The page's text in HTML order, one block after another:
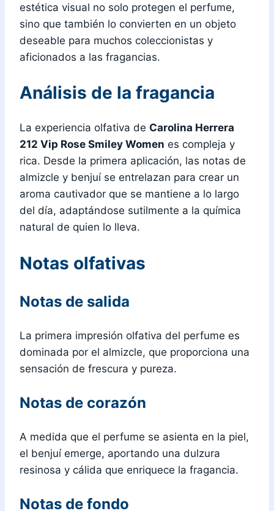
estética visual no solo protegen el perfume,
sino que también lo convierten en un objeto
deseable para muchos coleccionistas y
aficionados a las fragancias.
Análisis de la fragancia
La experiencia olfativa de Carolina Herrera
212 Vip Rose Smiley Women es compleja y
rica. Desde la primera aplicación, las notas de
almizcle y benjuí se entrelazan para crear un
aroma cautivador que se mantiene a lo largo
del día, adaptándose sutilmente a la química
natural de quien lo lleva.
Notas olfativas
Notas de salida
La primera impresión olfativa del perfume es
dominada por el almizcle, que proporciona una
sensación de frescura y pureza.
Notas de corazón
A medida que el perfume se asienta en la piel,
el benjuí emerge, aportando una dulzura
resinosa y cálida que enriquece la fragancia.
Notas de fondo